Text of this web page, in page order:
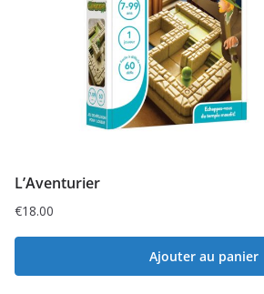
L’Aventurier
€18.00
Ajouter au panier